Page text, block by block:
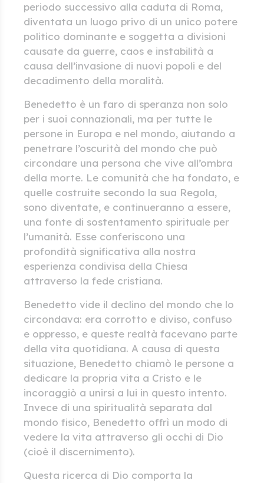
periodo successivo alla caduta di Roma,
diventata un luogo privo di un unico potere
politico dominante e soggetta a divisioni
causate da guerre, caos e instabilità a
causa dell’invasione di nuovi popoli e del
decadimento della moralità.
Benedetto è un faro di speranza non solo
per i suoi connazionali, ma per tutte le
persone in Europa e nel mondo, aiutando a
penetrare l’oscurità del mondo che può
circondare una persona che vive all’ombra
della morte. Le comunità che ha fondato, e
quelle costruite secondo la sua Regola,
sono diventate, e continueranno a essere,
una fonte di sostentamento spirituale per
l’umanità. Esse conferiscono una
profondità significativa alla nostra
esperienza condivisa della Chiesa
attraverso la fede cristiana.
Benedetto vide il declino del mondo che lo
circondava: era corrotto e diviso, confuso
e oppresso, e queste realtà facevano parte
della vita quotidiana. A causa di questa
situazione, Benedetto chiamò le persone a
dedicare la propria vita a Cristo e le
incoraggiò a unirsi a lui in questo intento.
Invece di una spiritualità separata dal
mondo fisico, Benedetto offrì un modo di
vedere la vita attraverso gli occhi di Dio
(cioè il discernimento).
Questa ricerca di Dio comporta la